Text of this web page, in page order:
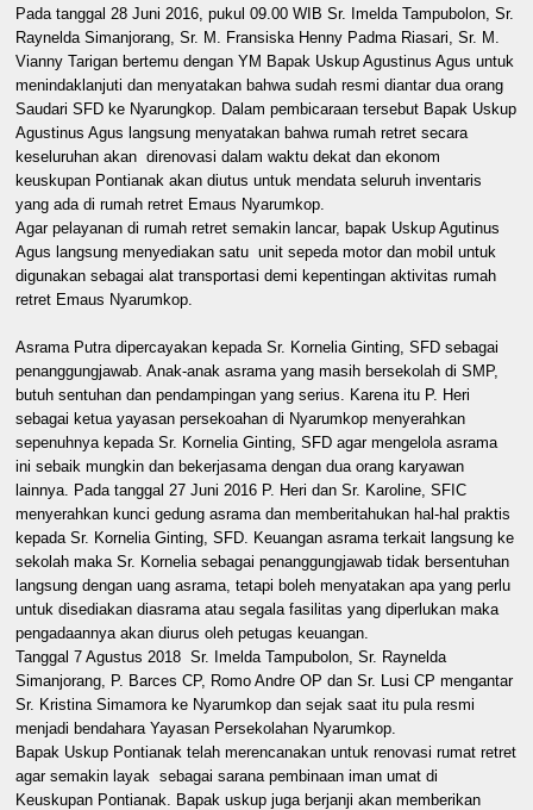
Pada tanggal 28 Juni 2016, pukul 09.00 WIB Sr. Imelda Tampubolon, Sr.
Raynelda Simanjorang, Sr. M. Fransiska Henny Padma Riasari, Sr. M.
Vianny Tarigan bertemu dengan YM Bapak Uskup Agustinus Agus untuk
menindaklanjuti dan menyatakan bahwa sudah resmi diantar dua orang
Saudari SFD ke Nyarungkop. Dalam pembicaraan tersebut Bapak Uskup
Agustinus Agus langsung menyatakan bahwa rumah retret secara
keseluruhan akan direnovasi dalam waktu dekat dan ekonom
keuskupan Pontianak akan diutus untuk mendata seluruh inventaris
yang ada di rumah retret Emaus Nyarumkop.
Agar pelayanan di rumah retret semakin lancar, bapak Uskup Agutinus
Agus langsung menyediakan satu unit sepeda motor dan mobil untuk
digunakan sebagai alat transportasi demi kepentingan aktivitas rumah
retret Emaus Nyarumkop.
Asrama Putra dipercayakan kepada Sr. Kornelia Ginting, SFD sebagai
penanggungjawab. Anak-anak asrama yang masih bersekolah di SMP,
butuh sentuhan dan pendampingan yang serius. Karena itu P. Heri
sebagai ketua yayasan persekoahan di Nyarumkop menyerahkan
sepenuhnya kepada Sr. Kornelia Ginting, SFD agar mengelola asrama
ini sebaik mungkin dan bekerjasama dengan dua orang karyawan
lainnya. Pada tanggal 27 Juni 2016 P. Heri dan Sr. Karoline, SFIC
menyerahkan kunci gedung asrama dan memberitahukan hal-hal praktis
kepada Sr. Kornelia Ginting, SFD. Keuangan asrama terkait langsung ke
sekolah maka Sr. Kornelia sebagai penanggungjawab tidak bersentuhan
langsung dengan uang asrama, tetapi boleh menyatakan apa yang perlu
untuk disediakan diasrama atau segala fasilitas yang diperlukan maka
pengadaannya akan diurus oleh petugas keuangan.
Tanggal 7 Agustus 2018 Sr. Imelda Tampubolon, Sr. Raynelda
Simanjorang, P. Barces CP, Romo Andre OP dan Sr. Lusi CP mengantar
Sr. Kristina Simamora ke Nyarumkop dan sejak saat itu pula resmi
menjadi bendahara Yayasan Persekolahan Nyarumkop.
Bapak Uskup Pontianak telah merencanakan untuk renovasi rumat retret
agar semakin layak sebagai sarana pembinaan iman umat di
Keuskupan Pontianak. Bapak uskup juga berjanji akan memberikan